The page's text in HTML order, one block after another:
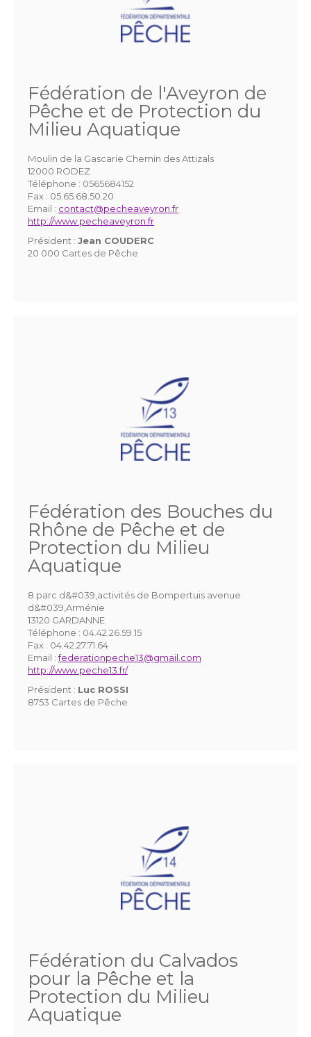
Fédération de l'Aveyron de
Pêche et de Protection du
Milieu Aquatique
Moulin de la Gascarie Chemin des Attizals
12000 RODEZ
Téléphone : 0565684152
Fax : 05.65.68.50.20
Email : contact@pecheaveyron.fr
http://www.pecheaveyron.fr
Président : Jean COUDERC
20 000 Cartes de Pêche
Fédération des Bouches du
Rhône de Pêche et de
Protection du Milieu
Aquatique
8 parc d&#039,activités de Bompertuis avenue
d&#039,Arménie
13120 GARDANNE
Téléphone : 04.42.26.59.15
Fax : 04.42.27.71.64
Email :federationpeche13@gmail.com
http://www.peche13.fr/
Président : Luc ROSSI
8753 Cartes de Pêche
Fédération du Calvados
pour la Pêche et la
Protection du Milieu
Aquatique